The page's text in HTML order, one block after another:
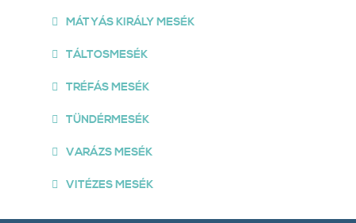
MÁTYÁS KIRÁLY MESÉK
TÁLTOSMESÉK
TRÉFÁS MESÉK
TÜNDÉRMESÉK
VARÁZS MESÉK
VITÉZES MESÉK